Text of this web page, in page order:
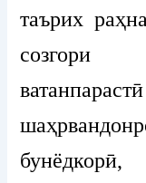
таърих
созгори